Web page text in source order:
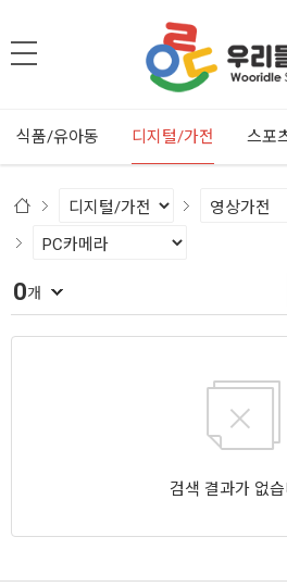
식품/유아동 디지털/가전 스포
0개
검색 결과가 없